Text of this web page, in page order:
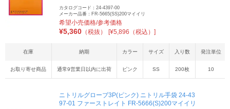
カタログコード：24-4397-00
メーカー品番：FR-5665(SS)200マイイリ
希望小売価格/参考価格
¥5,360 （税抜） [¥5,896（税込）]
在庫 納期 カラー サイズ 入り数 発注単位
お取り寄せ商品 通常9営業日以内に出荷 ピンク SS 200枚 10
ニトリルグローブ3P(ピンク) ニトリル手袋 24-43
97-01 ファーストレイト FR-5666(S)200マイイリ